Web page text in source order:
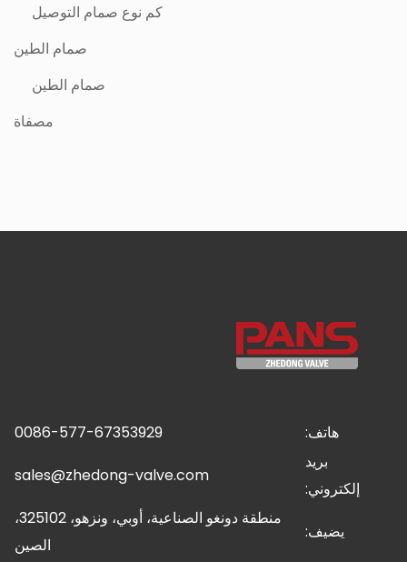
كم نوع صمام التوصيل
صمام الطين
صمام الطين
مصفاة
هاتف:
0086-577-67353929
بريد
إلكتروني:
sales@zhedong-valve.com
يضيف:
منطقة دونغو الصناعية، أوبي، ونزهو، 325102،
الصين